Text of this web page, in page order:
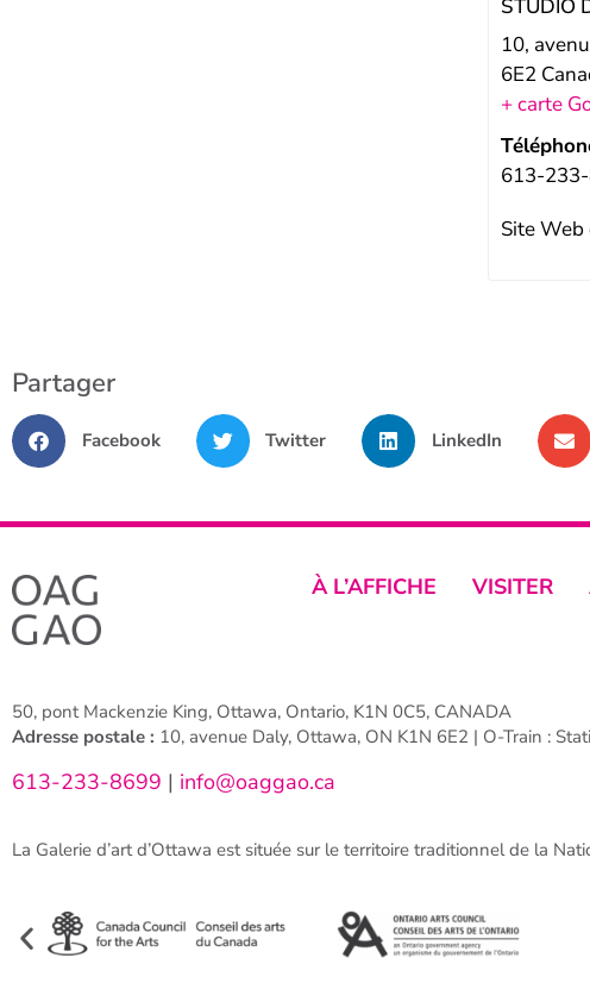
STUDIO
10,
6E2
+ carte
613-
Site
Partager
Facebook Twitter LinkedIn
À L’AFFICHE VISITER
50, pont Mackenzie King, Ottawa, Ontario, K1N 0C5, CANADA
Adresse postale : 10, avenue Daly, Ottawa, ON K1N 6E2 | O-Train :
613-233-8699 | info@oaggao.ca
La Galerie d’art d’Ottawa est située sur le territoire traditionnel de la